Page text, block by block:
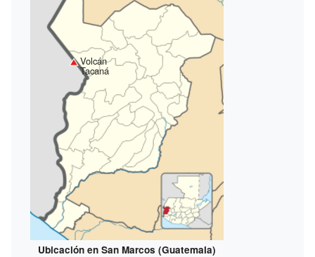
Volcán
Tacaná
Ubicación en San Marcos (Guatemala)